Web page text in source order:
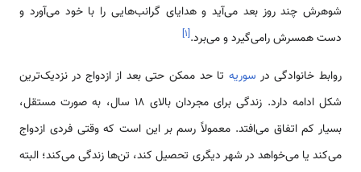
شوهرش چند روز بعد ‌‌‌‌‌‌می‌آید و هدایای گرانب‌‌‌‌‌‌‌‌هایی را با خود ‌‌‌‌‌‌می‌آورد و
دست همسرش را‌‌‌‌‌‌می‌گیرد و ‌‌‌‌‌‌می‌برد.[۱]
روابط خانوادگی در سوریه تا حد ممکن حتی بعد از ازدواج در نزدیک­‌‌‌‌‌‌‌ترین
شکل ادامه دارد. زندگی برای مجردان بالای 18 سال، به صورت مستقل،
بسیار کم اتفاق ‌‌‌‌‌‌‌می‌افتد. معمولاً رسم بر این ‌‌‌‌‌‌‌‌‌است که وقتی فردی ازدواج
‌‌‌‌‌‌می‌کند یا ‌‌‌‌‌‌‌می‌خواهد در شهر دیگری تحصیل کند، تن‌‌‌‌‌‌‌‌ها زندگی ‌‌‌‌‌‌می‌کند؛ البته